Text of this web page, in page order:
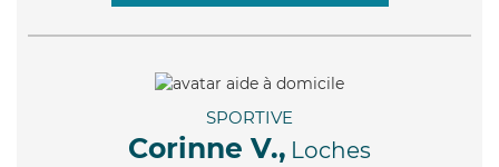
SPORTIVE
Corinne V., Loches